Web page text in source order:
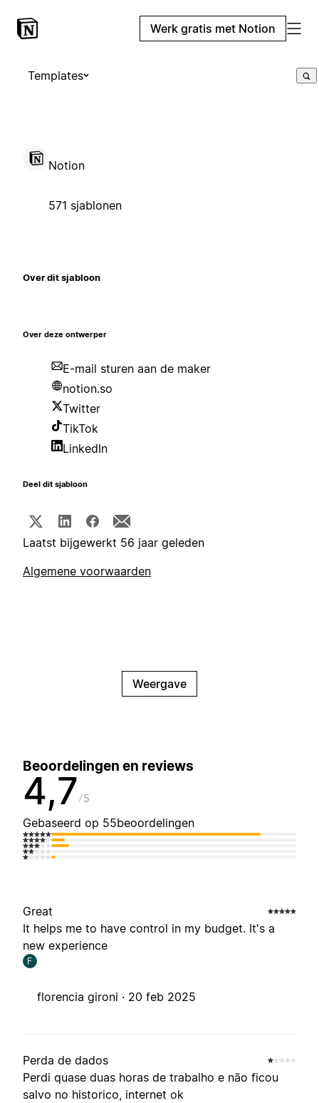
Werk gratis met Notion
Templates
Notion
571 sjablonen
Over dit sjabloon
Over deze ontwerper
E-mail sturen aan de maker
notion.so
Twitter
TikTok
LinkedIn
Deel dit sjabloon
Laatst bijgewerkt 56 jaar geleden
Algemene voorwaarden
Weergave
Beoordelingen en reviews
4,7 5
Gebaseerd op 55beoordelingen
Great
It helps me to have control in my budget. It's a
new experience
F
florencia gironi · 20 feb 2025
Perda de dados
Perdi quase duas horas de trabalho e não ficou
salvo no historico, internet ok